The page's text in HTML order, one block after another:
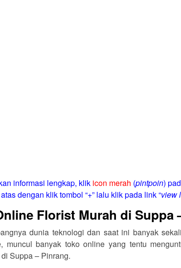
informasi lengkap, klik icon merah (pintpoin)
dengan klik tombol “+” lalu klik pada link “view
Florist Murah di Suppa
dunia teknologi dan saat ini banyak
muncul banyak toko online yang tentu
Suppa – Pinrang.